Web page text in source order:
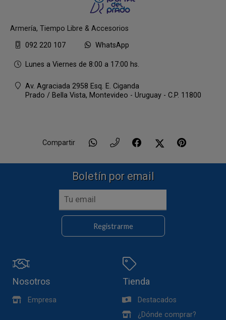
Armería, Tiempo Libre & Accesorios
092 220 107
WhatsApp
Lunes a Viernes de 8:00 a 17:00 hs.
Av. Agraciada 2958 Esq. E. Ciganda
Prado / Bella Vista, Montevideo - Uruguay - C.P. 11800
Compartir
Boletín por email
Registrarme
Nosotros
Empresa
Tienda
Destacados
¿Dónde comprar?